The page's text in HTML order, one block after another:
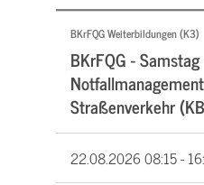
BKrFQG Weiterbildungen (K3)
BKrFQG -
Straßenverkehr
22.08.202608:15 -